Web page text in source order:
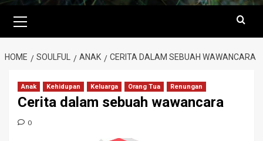
Menu
HOME SOULFUL ANAK CERITA DALAM SEBUAH WAWANCARA
Anak Kehidupan Keluarga Orang Tua Renungan
Cerita dalam sebuah wawancara
0